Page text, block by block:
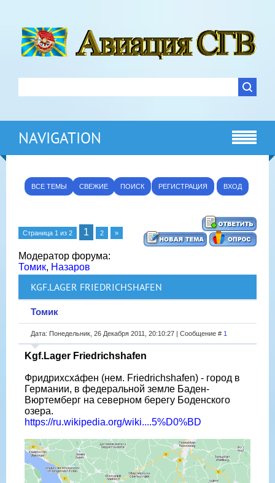
NAVIGATION
ВСЕ ТЕМЫ СВЕЖИЕ ПОИСК РЕГИСТРАЦИЯ ВХОД
Страница 1 из 2 1 2 »
Модератор форума:
Томик, Назаров
KGF.LAGER FRIEDRICHSHAFEN
Томик
Дата: Понедельник, 26 Декабря 2011, 20:10:27 | Сообщение # 1
Kgf.Lager Friedrichshafen
Фридрихсха́фен (нем. Friedrichshafen) - город в
Германии, в федеральной земле Баден-
Вюртемберг на северном берегу Боденского
озера.
https://ru.wikipedia.org/wiki....5%D0%BD